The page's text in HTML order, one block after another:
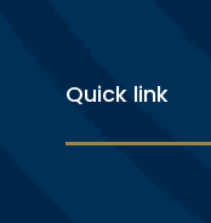
Quick link